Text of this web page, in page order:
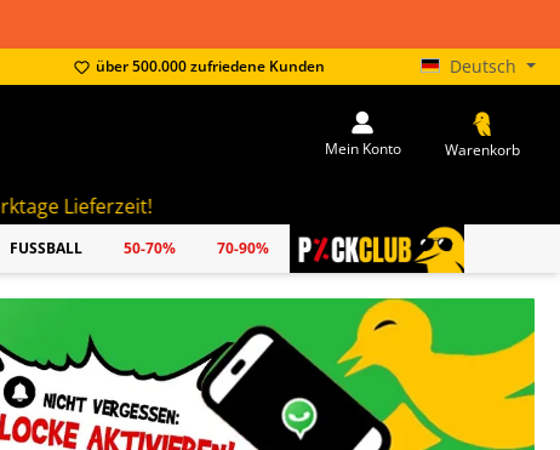
über 500.000 zufriedene Kunden Deutsch
Mein Konto Warenkorb
FUSSBALL 50-70% 70-90% PICKCLUB